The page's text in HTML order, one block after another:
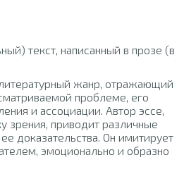
текст, написанный в прозе (в
жанр, отражающий
проблеме, его
и ассоциации. Автор эссе,
зрения, приводит различные
доказательства. Он имитирует
эмоционально и образно